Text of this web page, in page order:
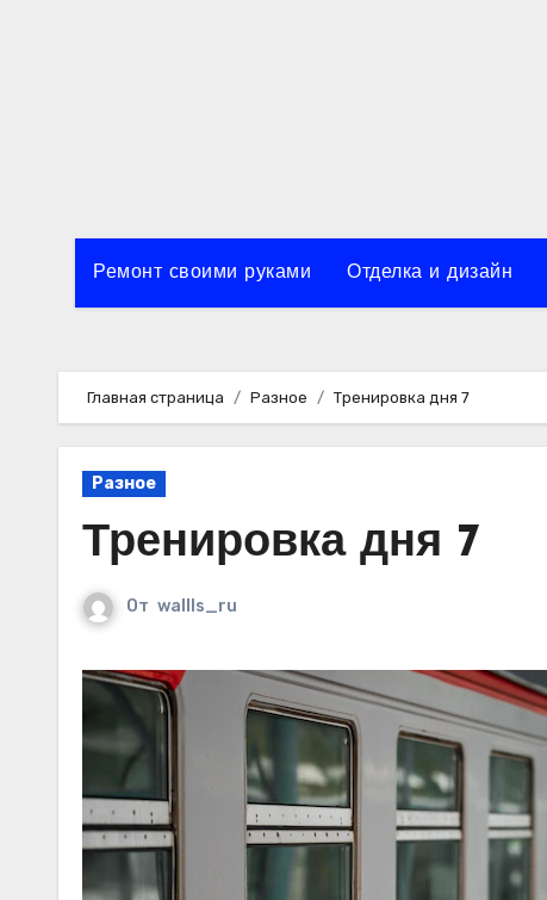
Ремонт своими руками Отделка и дизайн
Главная страница Разное Тренировка дня 7
Разное
Тренировка дня 7
От wallls_ru